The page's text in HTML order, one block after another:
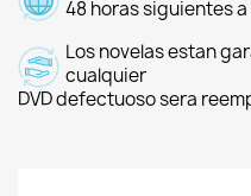
48 horas siguientes
Los novelas estan
cualquier
DVD defectuoso sera